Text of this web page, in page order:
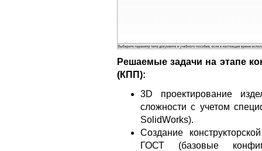
Решаемые задачи на этапе
(КПП):
3D проектирование
сложности с учетом
SolidWorks).
Создание
ГОСТ (базовые